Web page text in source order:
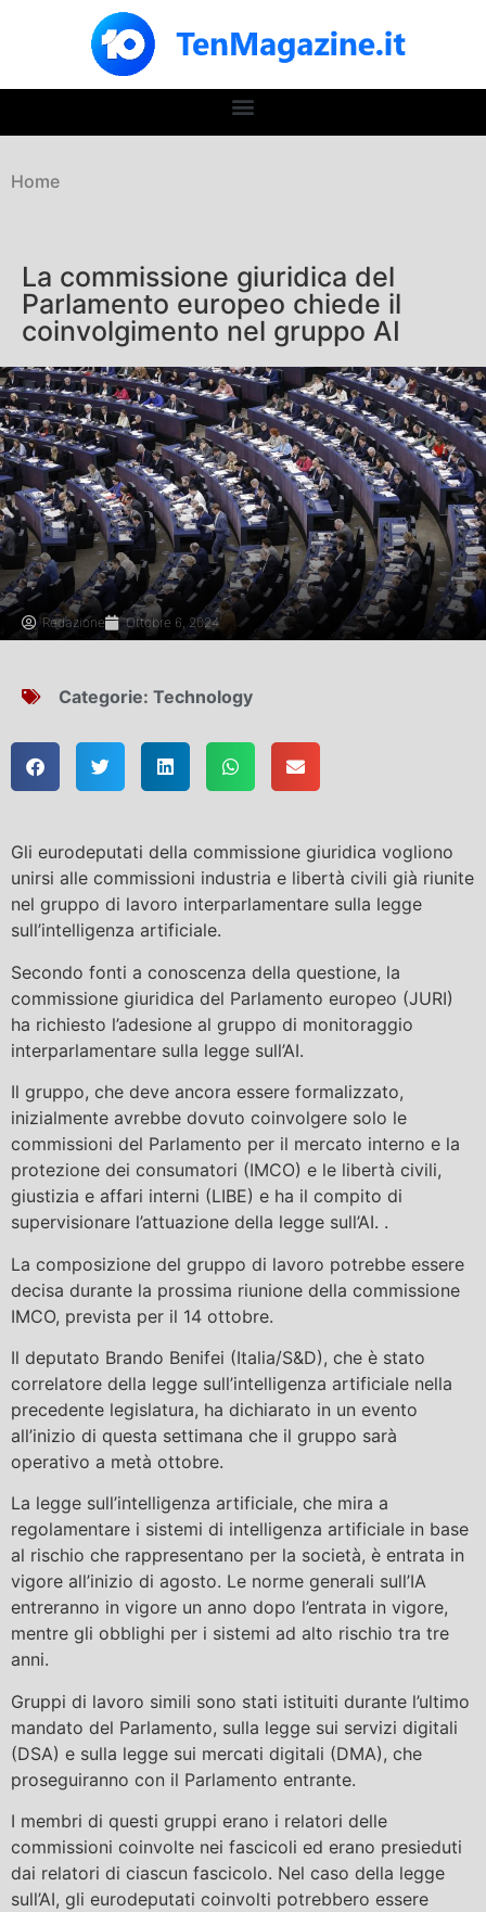
Home
La commissione giuridica del
Parlamento europeo chiede il
coinvolgimento nel gruppo AI
Redazione Ottobre 6, 2024
Categorie: Technology
Gli eurodeputati della commissione giuridica vogliono
unirsi alle commissioni industria e libertà civili già riunite
nel gruppo di lavoro interparlamentare sulla legge
sull’intelligenza artificiale.
Secondo fonti a conoscenza della questione, la
commissione giuridica del Parlamento europeo (JURI)
ha richiesto l’adesione al gruppo di monitoraggio
interparlamentare sulla legge sull’AI.
Il gruppo, che deve ancora essere formalizzato,
inizialmente avrebbe dovuto coinvolgere solo le
commissioni del Parlamento per il mercato interno e la
protezione dei consumatori (IMCO) e le libertà civili,
giustizia e affari interni (LIBE) e ha il compito di
supervisionare l’attuazione della legge sull’AI. .
La composizione del gruppo di lavoro potrebbe essere
decisa durante la prossima riunione della commissione
IMCO, prevista per il 14 ottobre.
Il deputato Brando Benifei (Italia/S&D), che è stato
correlatore della legge sull’intelligenza artificiale nella
precedente legislatura, ha dichiarato in un evento
all’inizio di questa settimana che il gruppo sarà
operativo a metà ottobre.
La legge sull’intelligenza artificiale, che mira a
regolamentare i sistemi di intelligenza artificiale in base
al rischio che rappresentano per la società, è entrata in
vigore all’inizio di agosto. Le norme generali sull’IA
entreranno in vigore un anno dopo l’entrata in vigore,
mentre gli obblighi per i sistemi ad alto rischio tra tre
anni.
Gruppi di lavoro simili sono stati istituiti durante l’ultimo
mandato del Parlamento, sulla legge sui servizi digitali
(DSA) e sulla legge sui mercati digitali (DMA), che
proseguiranno con il Parlamento entrante.
I membri di questi gruppi erano i relatori delle
commissioni coinvolte nei fascicoli ed erano presieduti
dai relatori di ciascun fascicolo. Nel caso della legge
sull’AI, gli eurodeputati coinvolti potrebbero essere